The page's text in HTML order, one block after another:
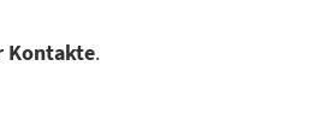
Kontakte.